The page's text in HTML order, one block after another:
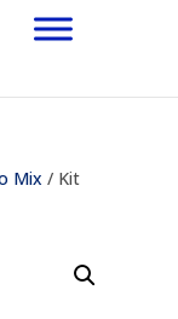
Mix / Kit